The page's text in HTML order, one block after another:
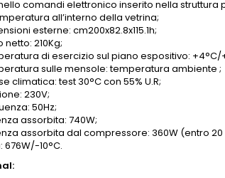
comandi elettronico inserito nella
all’interno della vetrina;
esterne: cm200x82.8x115.1h;
netto: 210Kg;
di esercizio sul piano espositivo: +4°C/
sulle mensole: temperatura ambiente ;
climatica: test 30°C con 55% U.R;
230V;
50Hz;
assorbita: 740W;
assorbita dal compressore: 360W (entro 20
676W/-10°C.